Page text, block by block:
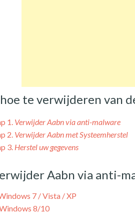
te verwijderen van
1. Verwijder Aabn via anti-malware
2. Verwijder Aabn met Systeemherstel
3. Herstel uw gegevens
Aabn via anti-
7 / Vista / XP
8/10